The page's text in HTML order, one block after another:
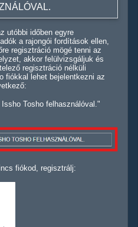
utóbbi időben egyre
a rajongói fordítások ellen,
regisztráció mögé tenni az
akkor felülvizsgáljuk és
regisztráció nélküli
fiókkal lehet bejelentkezni az
Tosho felhasználóval."
fiókod, regisztrálj: